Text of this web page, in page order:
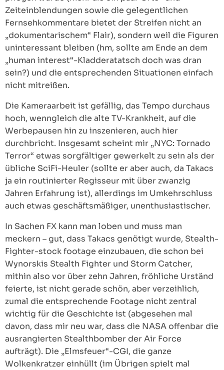
Zeiteinblendungen sowie die gelegentlichen
Fernsehkommentare bietet der Streifen nicht an
„dokumentarischem“ Flair), sondern weil die Figuren
uninteressant bleiben (hm, sollte am Ende an dem
„human interest“-Kladderatatsch doch was dran
sein?) und die entsprechenden Situationen einfach
nicht mitreißen.
Die Kameraarbeit ist gefällig, das Tempo durchaus
hoch, wenngleich die alte TV-Krankheit, auf die
Werbepausen hin zu inszenieren, auch hier
durchbricht. Insgesamt scheint mir „NYC: Tornado
Terror“ etwas sorgfältiger gewerkelt zu sein als der
übliche SciFi-Heuler (sollte er aber auch, da Takacs
ja ein routinierter Regisseur mit über zwanzig
Jahren Erfahrung ist), allerdings im Umkehrschluss
auch etwas geschäftsmäßiger, unenthusiastischer.
In Sachen FX kann man loben und muss man
meckern – gut, dass Takacs genötigt wurde, Stealth-
Fighter-stock footage einzubauen, die schon bei
Wynorskis Stealth Fighter und Storm Catcher,
mithin also vor über zehn Jahren, fröhliche Urständ
feierte, ist nicht gerade schön, aber verzeihlich,
zumal die entsprechende Footage nicht zentral
wichtig für die Geschichte ist (abgesehen mal
davon, dass mir neu war, dass die NASA offenbar die
ausrangierten Stealthbomber der Air Force
aufträgt). Die „Elmsfeuer“-CGI, die ganze
Wolkenkratzer einhüllt (im Übrigen spielt mal